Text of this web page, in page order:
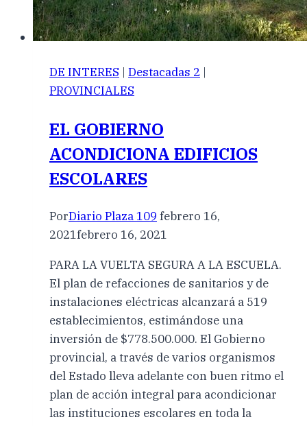
DE INTERES | Destacadas 2 |
PROVINCIALES
EL GOBIERNO
ACONDICIONA EDIFICIOS
ESCOLARES
PorDiario Plaza 109 febrero 16,
2021febrero 16, 2021
PARA LA VUELTA SEGURA A LA ESCUELA.
El plan de refacciones de sanitarios y de
instalaciones eléctricas alcanzará a 519
establecimientos, estimándose una
inversión de $778.500.000. El Gobierno
provincial, a través de varios organismos
del Estado lleva adelante con buen ritmo el
plan de acción integral para acondicionar
las instituciones escolares en toda la